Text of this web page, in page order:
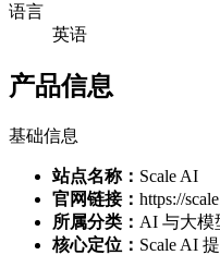
语言
英语
产品信息
基础信息
站点名称： Scale AI
官网链接： https://
所属分类： AI 与大模
核心定位： Scale AI